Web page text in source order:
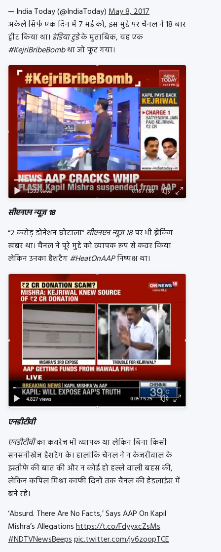
— India Today (@IndiaToday)May 8, 2017
अकेले सिर्फ एक दिन में 7 मई को, इस मुद्दे पर चैनल ने 18 बार
ट्वीट किया था। इंडिया टुडेके मुताबिक, यह एक
#KejriBribeBombथा जो फूट गया।
सीएनएन न्यूज़ 18
“2 करोड़ डोनेशन घोटाला”सीएनएन न्यूज 18पर भी ब्रेकिंग
खबर था। चैनल ने पूरे मुद्दे को व्यापक रूप से कवर किया
लेकिन उनका हैशटैग#HeatOnAAPनिष्पक्ष था।
एनडीटीवी
एनडीटीवीका कवरेज भी व्यापक था लेकिन बिना किसी
सनसनीखेज हैशटैग के। हालांकि चैनल ने न केजरीवाल के
इस्तीफे की बात की और न कोई हो हल्ले वाली बहस की,
लेकिन कपिल मिश्रा काफी दिनों तक चैनल की हेडलाइंस में
बने रहे।
‘Absurd. There Are No Facts,’ Says AAP On Kapil
Mishra’s Allegationshttps://t.co/FdyyxcZsMs
#NDTVNewsBeepspic.twitter.com/jv6zoopTCE